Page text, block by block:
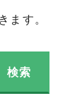
ます。